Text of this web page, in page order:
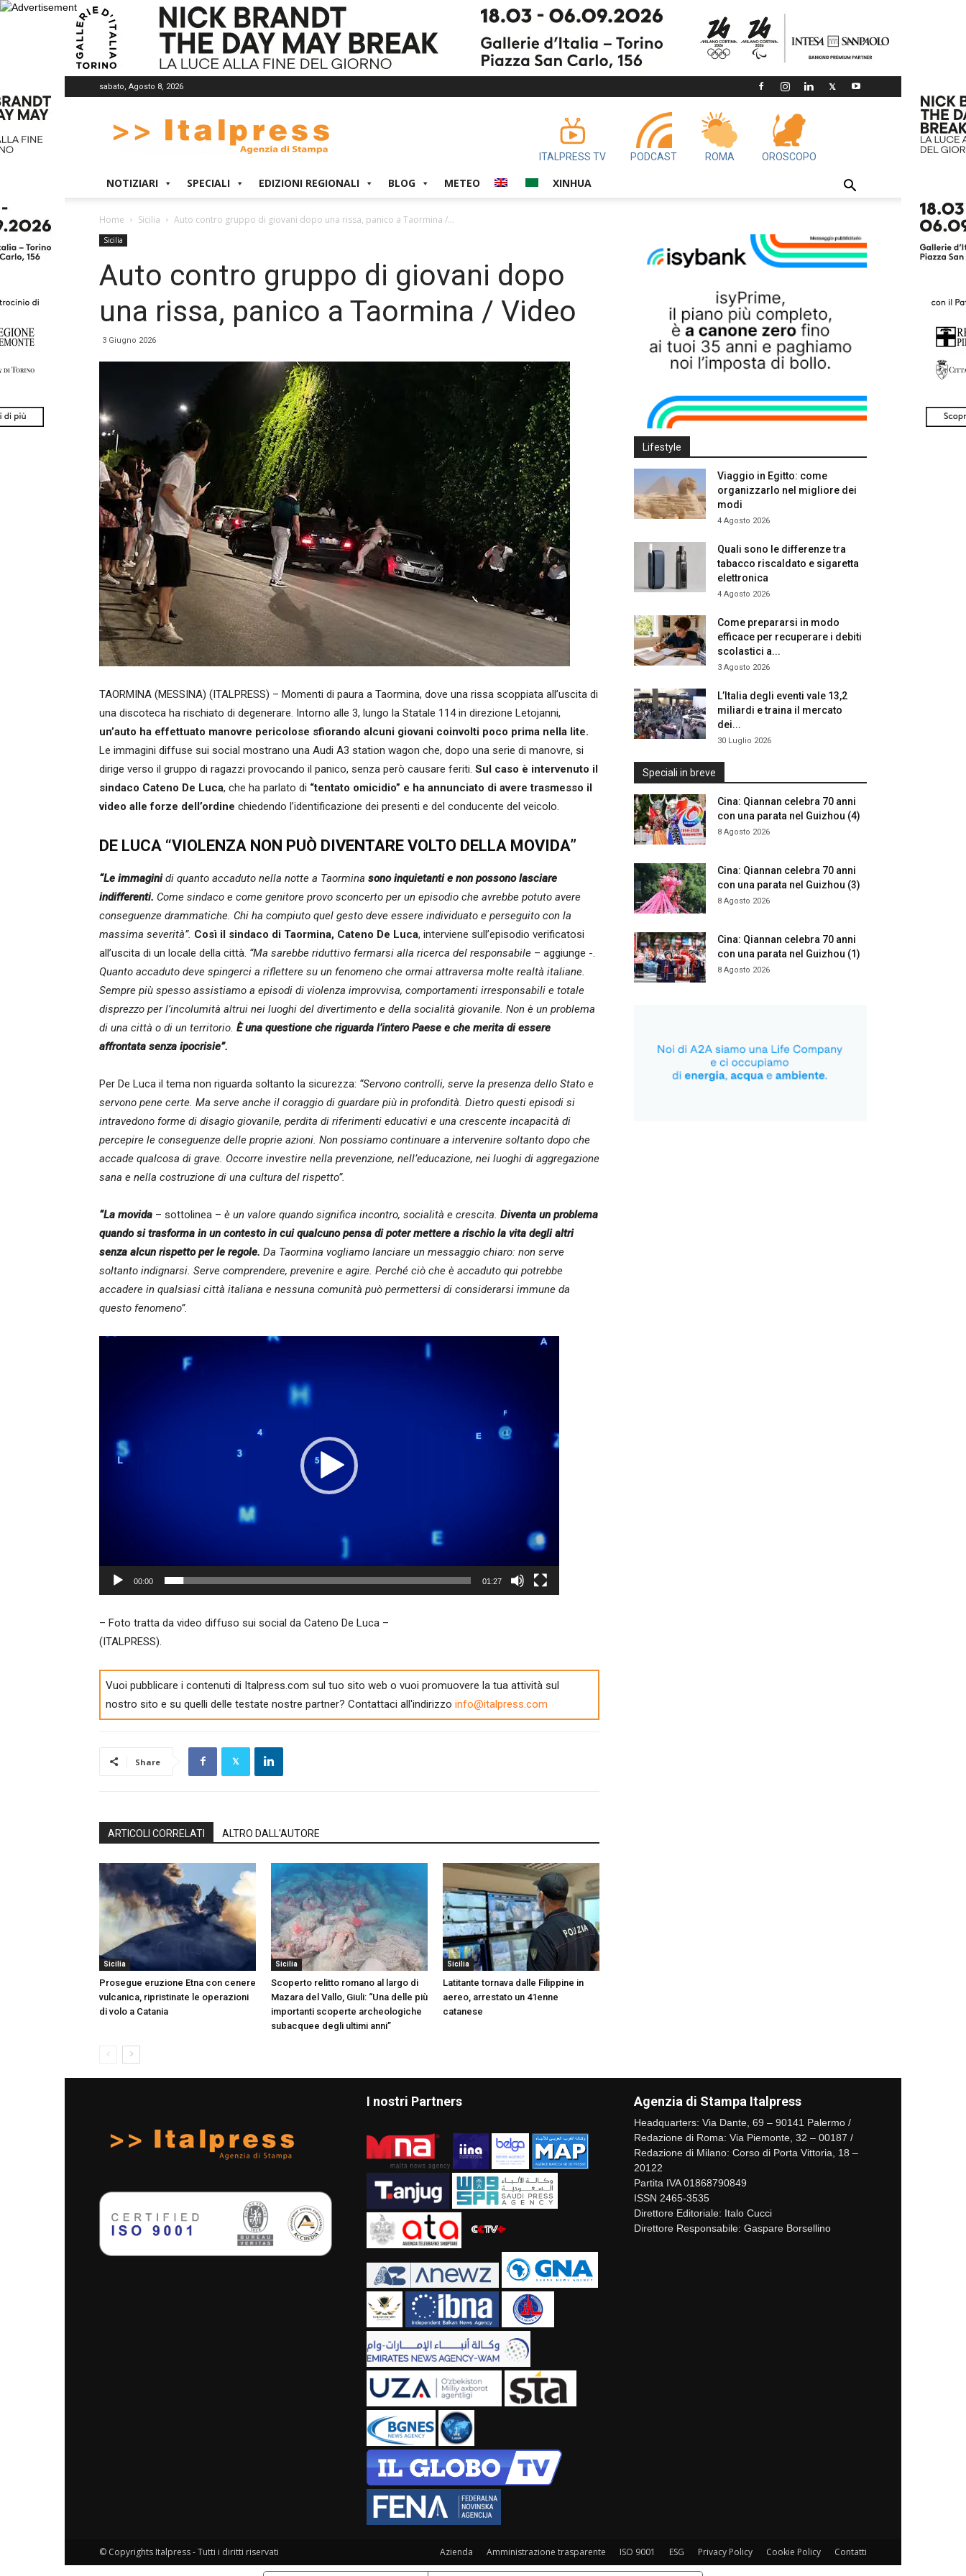
sabato, Agosto 8, 2026
ITALPRESS TV PODCAST ROMA OROSCOPO
NOTIZIARI SPECIALI EDIZIONI REGIONALI BLOG METEO XINHUA
Home Sicilia Auto contro gruppo di giovani dopo una rissa, panico a Taormina /...
Sicilia
Auto contro gruppo di giovani dopo
una rissa, panico a Taormina / Video
3 Giugno 2026
TAORMINA (MESSINA) (ITALPRESS) – Momenti di paura a Taormina, dove una rissa scoppiata all’uscita di
una discoteca ha rischiato di degenerare. Intorno alle 3, lungo la Statale 114 in direzione Letojanni,
un’auto ha effettuato manovre pericolose sfiorando alcuni giovani coinvolti poco prima nella lite.
Le immagini diffuse sui social mostrano una Audi A3 station wagon che, dopo una serie di manovre, si
dirige verso il gruppo di ragazzi provocando il panico, senza però causare feriti. Sul caso è intervenuto il
sindaco Cateno De Luca, che ha parlato di “tentato omicidio” e ha annunciato di avere trasmesso il
video alle forze dell’ordine chiedendo l’identificazione dei presenti e del conducente del veicolo.
DE LUCA “VIOLENZA NON PUÒ DIVENTARE VOLTO DELLA MOVIDA”
“Le immaginidi quanto accaduto nella notte a Taormina sono inquietanti e non possono lasciare
indifferenti. Come sindaco e come genitore provo sconcerto per un episodio che avrebbe potuto avere
conseguenze drammatiche. Chi ha compiuto quel gesto deve essere individuato e perseguito con la
massima severità”. Così il sindaco di Taormina, Cateno De Luca, interviene sull’episodio verificatosi
all’uscita di un locale della città. “Ma sarebbe riduttivo fermarsi alla ricerca del responsabile – aggiunge -.
Quanto accaduto deve spingerci a riflettere su un fenomeno che ormai attraversa molte realtà italiane.
Sempre più spesso assistiamo a episodi di violenza improvvisa, comportamenti irresponsabili e totale
disprezzo per l’incolumità altrui nei luoghi del divertimento e della socialità giovanile. Non è un problema
di una città o di un territorio. È una questione che riguarda l’intero Paese e che merita di essere
affrontata senza ipocrisie”.
Per De Luca il tema non riguarda soltanto la sicurezza: “Servono controlli, serve la presenza dello Stato e
servono pene certe. Ma serve anche il coraggio di guardare più in profondità. Dietro questi episodi si
intravedono forme di disagio giovanile, perdita di riferimenti educativi e una crescente incapacità di
percepire le conseguenze delle proprie azioni. Non possiamo continuare a intervenire soltanto dopo che
accade qualcosa di grave. Occorre investire nella prevenzione, nell’educazione, nei luoghi di aggregazione
sana e nella costruzione di una cultura del rispetto”.
“La movida – sottolinea – è un valore quando significa incontro, socialità e crescita. Diventa un problema
quando si trasforma in un contesto in cui qualcuno pensa di poter mettere a rischio la vita degli altri
senza alcun rispetto per le regole. Da Taormina vogliamo lanciare un messaggio chiaro: non serve
soltanto indignarsi. Serve comprendere, prevenire e agire. Perché ciò che è accaduto qui potrebbe
accadere in qualsiasi città italiana e nessuna comunità può permettersi di considerarsi immune da
questo fenomeno”.
00:00 01:27
– Foto tratta da video diffuso sui social da Cateno De Luca –
(ITALPRESS).
Vuoi pubblicare i contenuti di Italpress.com sul tuo sito web o vuoi promuovere la tua attività sul
nostro sito e su quelli delle testate nostre partner? Contattaci all'indirizzo info@italpress.com
Share
ARTICOLI CORRELATI ALTRO DALL'AUTORE
Sicilia
Prosegue eruzione Etna con cenere
vulcanica, ripristinate le operazioni
di volo a Catania
Sicilia
Scoperto relitto romano al largo di
Mazara del Vallo, Giuli: “Una delle più
importanti scoperte archeologiche
subacquee degli ultimi anni”
Sicilia
Latitante tornava dalle Filippine in
aereo, arrestato un 41enne
catanese
Lifestyle
Viaggio in Egitto: come
organizzarlo nel migliore dei
modi
4 Agosto 2026
Quali sono le differenze tra
tabacco riscaldato e sigaretta
elettronica
4 Agosto 2026
Come prepararsi in modo
efficace per recuperare i debiti
scolastici a...
3 Agosto 2026
L’Italia degli eventi vale 13,2
miliardi e traina il mercato
dei...
30 Luglio 2026
Speciali in breve
Cina: Qiannan celebra 70 anni
con una parata nel Guizhou (4)
8 Agosto 2026
Cina: Qiannan celebra 70 anni
con una parata nel Guizhou (3)
8 Agosto 2026
Cina: Qiannan celebra 70 anni
con una parata nel Guizhou (1)
8 Agosto 2026
I nostri Partners Agenzia di Stampa Italpress
Headquarters: Via Dante, 69 – 90141 Palermo /
Redazione di Roma: Via Piemonte, 32 – 00187 /
Redazione di Milano: Corso di Porta Vittoria, 18 –
20122
Partita IVA 01868790849
ISSN 2465-3535
Direttore Editoriale: Italo Cucci
Direttore Responsabile: Gaspare Borsellino
Azienda Amministrazione trasparente ISO 9001 ESG Privacy Policy Cookie Policy Contatti
© Copyrights Italpress - Tutti i diritti riservati